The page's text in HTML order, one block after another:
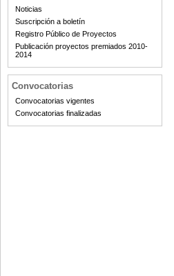
Noticias
Suscripción a boletín
Registro Público de Proyectos
Publicación proyectos premiados 2010-
2014
Convocatorias
Convocatorias vigentes
Convocatorias finalizadas